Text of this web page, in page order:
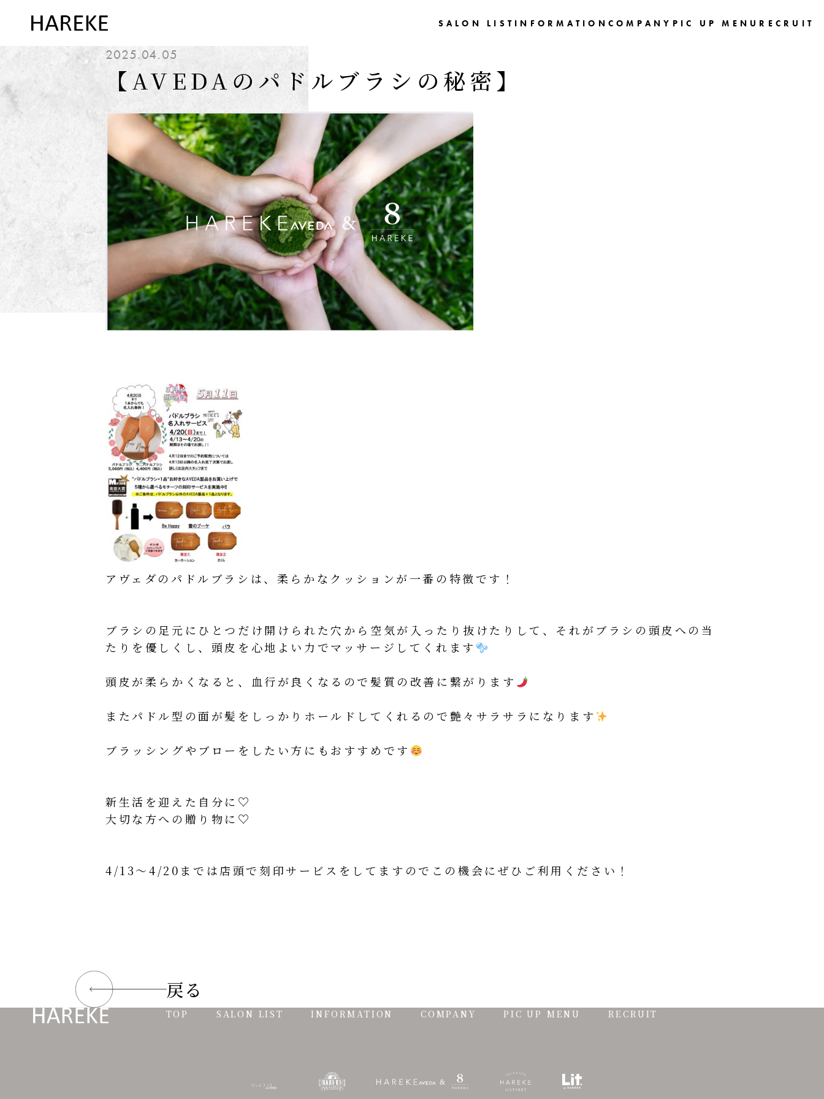
SALON LIST INFORMATION COMPANY PIC UP MENU RECRUIT
2025.04.05
【AVEDAのパドルブラシの秘密】
アヴェダのパドルブラシは、柔らかなクッションが一番の特徴です！
ブラシの足元にひとつだけ開けられた穴から空気が入ったり抜けたりして、それがブラシの頭皮への当
たりを優しくし、頭皮を心地よい力でマッサージしてくれます
頭皮が柔らかくなると、血行が良くなるので髪質の改善に繋がります
またパドル型の面が髪をしっかりホールドしてくれるので艶々サラサラになります
ブラッシングやブローをしたい方にもおすすめです
新生活を迎えた自分に♡
大切な方への贈り物に♡
4/13〜4/20までは店頭で刻印サービスをしてますのでこの機会にぜひご利用ください！
戻る
TOP SALON LIST INFORMATION COMPANY PIC UP MENU RECRUIT